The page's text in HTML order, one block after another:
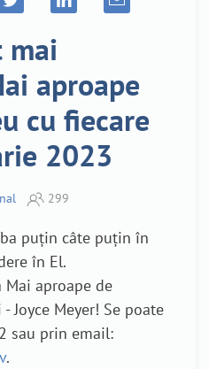
mai
aproape
cu fiecare
2023
299
puțin câte puțin în
în El.
Mai aproape de
Joyce Meyer! Se poate
sau prin email:
.